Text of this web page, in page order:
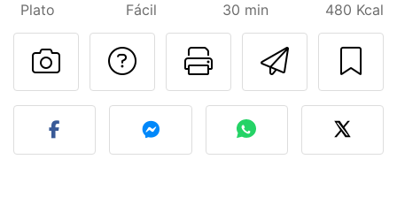
Plato Fácil 30 min 480 Kcal
Imprimir
Preguntar al autor
Publicar la foto de esta